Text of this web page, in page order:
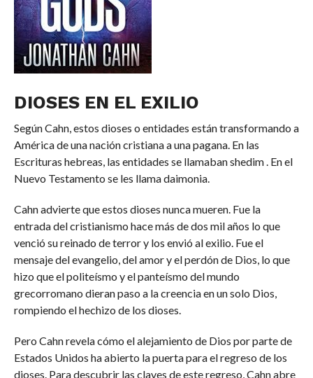
DIOSES EN EL EXILIO
Según Cahn, estos dioses o entidades están transformando a
América de una nación cristiana a una pagana. En las
Escrituras hebreas, las entidades se llamaban shedim . En el
Nuevo Testamento se les llama daimonia.
Cahn advierte que estos dioses nunca mueren. Fue la
entrada del cristianismo hace más de dos mil años lo que
venció su reinado de terror y los envió al exilio. Fue el
mensaje del evangelio, del amor y el perdón de Dios, lo que
hizo que el politeísmo y el panteísmo del mundo
grecorromano dieran paso a la creencia en un solo Dios,
rompiendo el hechizo de los dioses.
Pero Cahn revela cómo el alejamiento de Dios por parte de
Estados Unidos ha abierto la puerta para el regreso de los
dioses. Para descubrir las claves de este regreso, Cahn abre